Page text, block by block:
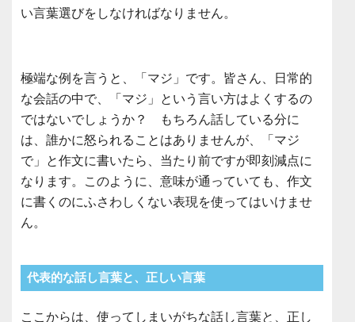
い言葉選びをしなければなりません。
極端な例を言うと、「マジ」です。皆さん、日常的
な会話の中で、「マジ」という言い方はよくするの
ではないでしょうか？ もちろん話している分に
は、誰かに怒られることはありませんが、「マジ
で」と作文に書いたら、当たり前ですが即刻減点に
なります。このように、意味が通っていても、作文
に書くのにふさわしくない表現を使ってはいけませ
ん。
代表的な話し言葉と、正しい言葉
ここからは、使ってしまいがちな話し言葉と、正し